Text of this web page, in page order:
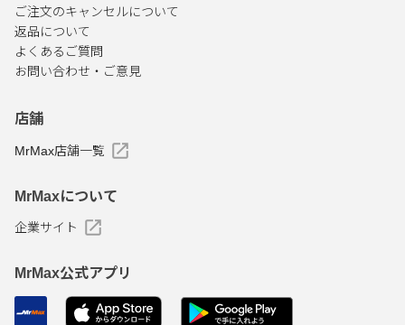
ご注文のキャンセルについて
返品について
よくあるご質問
お問い合わせ・ご意見
店舗
MrMax店舗一覧
MrMaxについて
企業サイト
MrMax公式アプリ